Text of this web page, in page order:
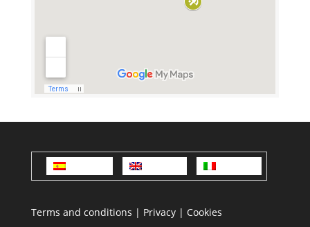
Terms and conditions | Privacy| Cookies